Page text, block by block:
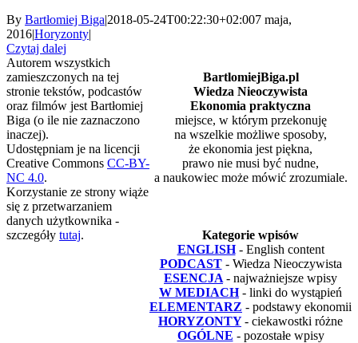
By Bartłomiej Biga|2018-05-24T00:22:30+02:007 maja,
2016|Horyzonty|
Czytaj dalej
BartlomiejBiga.pl
Wiedza Nieoczywista
Ekonomia praktyczna
miejsce, w którym przekonuję
na wszelkie możliwe sposoby,
że ekonomia jest piękna,
prawo nie musi być nudne,
a naukowiec może mówić zrozumiale.
Kategorie wpisów
ENGLISH - English content
PODCAST - Wiedza Nieoczywista
ESENCJA - najważniejsze wpisy
W MEDIACH - linki do wystąpień
ELEMENTARZ - podstawy ekonomii
HORYZONTY - ciekawostki różne
OGÓLNE - pozostałe wpisy
Autorem wszystkich
zamieszczonych na tej
stronie tekstów, podcastów
oraz filmów jest Bartłomiej
Biga (o ile nie zaznaczono
inaczej).
Udostępniam je na licencji
Creative Commons CC-BY-
NC 4.0.
Korzystanie ze strony wiąże
się z przetwarzaniem
danych użytkownika -
szczegóły tutaj.